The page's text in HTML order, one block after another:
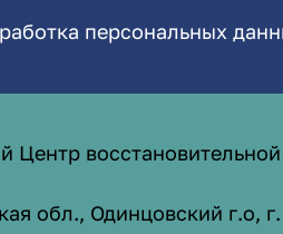
персональных
Центр
обл., Одинцовский г.о,